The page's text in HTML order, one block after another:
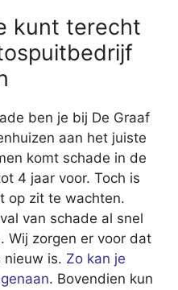
kunt terecht
ben je bij De Graaf
aan het juiste
komt schade in de
4 jaar voor. Toch is
op zit te wachten.
van schade al snel
Wij zorgen er voor dat
nieuw is. Zo kan je
. Bovendien kun